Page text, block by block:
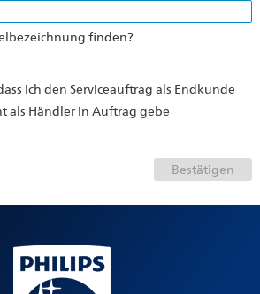
finden?
ich den Serviceauftrag als Endkunde
als Händler in Auftrag gebe